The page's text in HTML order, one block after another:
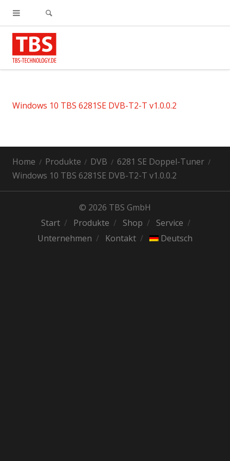
Windows 10 TBS 6281SE DVB-T2-T v1.0.0.2
Home Produkte DVB
6281 SE Doppel-Tuner
Windows 10 TBS 6281SE DVB-T2-T v1.0.0.2
© 2026 TBS GmbH
Start
Produkte Shop
Service
Unternehmen
Kontakt Deutsch